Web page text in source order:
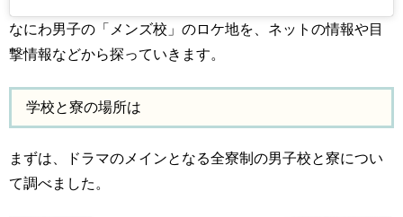
なにわ男子の「メンズ校」のロケ地を、ネットの情報や目
撃情報などから探っていきます。
学校と寮の場所は
まずは、ドラマのメインとなる全寮制の男子校と寮につい
て調べました。